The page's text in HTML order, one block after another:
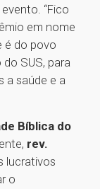
“Fico
em nome
é do povo
SUS, para
a saúde e a
Bíblica do
rev.
lucrativos
o